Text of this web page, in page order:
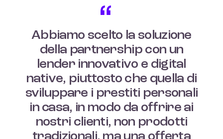
Abbiamo scelto la soluzione
della partnership con un
lender innovativo e digital
native, piuttosto che quella di
sviluppare i prestiti personali
in casa, in modo da offrire ai
nostri clienti, non prodotti